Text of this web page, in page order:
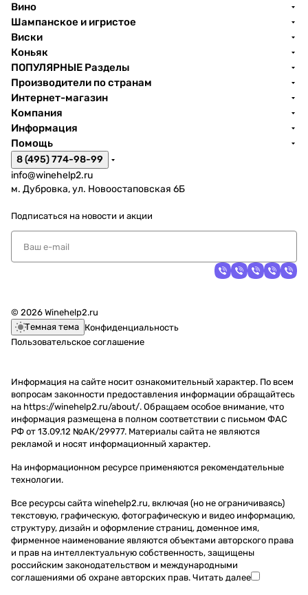
Вино
Шампанское и игристое
Виски
Коньяк
ПОПУЛЯРНЫЕ Разделы
Производители по странам
Интернет-магазин
Компания
Информация
Помощь
8 (495) 774-98-99
info@winehelp2.ru
м. Дубровка, ул. Новоостаповская 6Б
Подписаться на новости и акции
© 2026 Winehelp2.ru
Темная тема Конфиденциальность
Пользовательское соглашение
Информация на сайте носит ознакомительный характер. По всем
вопросам законности предоставления информации обращайтесь
на https://winehelp2.ru/about/. Обращаем особое внимание, что
информация размещена в полном соответствии с письмом ФАС
РФ от 13.09.12 №АК/29977. Материалы сайта не являются
рекламой и носят информационный характер.
На информационном ресурсе применяются рекомендательные
технологии.
Все ресурсы сайта winehelp2.ru, включая (но не ограничиваясь)
текстовую, графическую, фотографическую и видео информацию,
структуру, дизайн и оформление страниц, доменное имя,
фирменное наименование являются объектами авторского права
и прав на интеллектуальную собственность, защищены
российским законодательством и международными
соглашениями об охране авторских прав. Читать далее